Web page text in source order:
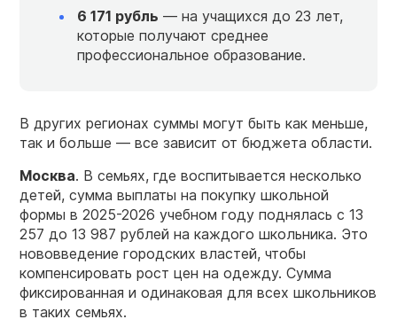
6 171 рубль — на учащихся до 23 лет,
которые получают среднее
профессиональное образование.
В других регионах суммы могут быть как меньше,
так и больше — все зависит от бюджета области.
Москва. В семьях, где воспитывается несколько
детей, сумма выплаты на покупку школьной
формы в 2025-2026 учебном году поднялась с 13
257 до 13 987 рублей на каждого школьника. Это
нововведение городских властей, чтобы
компенсировать рост цен на одежду. Сумма
фиксированная и одинаковая для всех школьников
в таких семьях.